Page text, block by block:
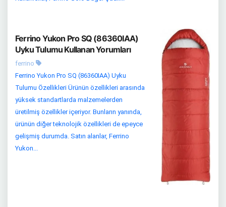
Ferrino Yukon Pro SQ (86360IAA)
Uyku Tulumu Kullanan Yorumları
ferrino
Ferrino Yukon Pro SQ (86360IAA) Uyku
Tulumu Özellikleri Ürünün özellikleri arasında
yüksek standartlarda malzemelerden
üretilmiş özellikler içeriyor. Bunların yanında,
ürünün diğer teknolojik özellikleri de epeyce
gelişmiş durumda. Satın alanlar, Ferrino
Yukon...